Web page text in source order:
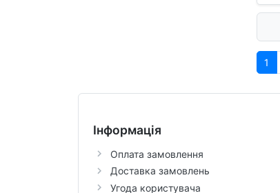
1
Інформація
Оплата замовлення
Доставка замовлень
Угода користувача